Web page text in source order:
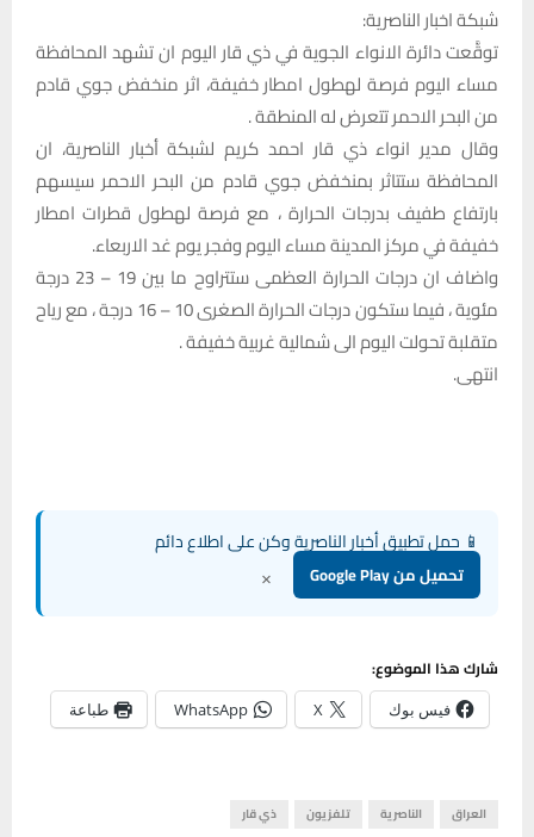
شبكة اخبار الناصرية:
توقَّعت دائرة الانواء الجوية في ذي قار اليوم ان تشهد المحافظة
مساء اليوم فرصة لهطول امطار خفيفة، اثر منخفض جوي قادم
من البحر الاحمر تتعرض له المنطقة .
وقال مدير انواء ذي قار احمد كريم لشبكة أخبار الناصرية، ان
المحافظة ستتاثر بمنخفض جوي قادم من البحر الاحمر سيسهم
بارتفاع طفيف بدرجات الحرارة ، مع فرصة لهطول قطرات امطار
خفيفة في مركز المدينة مساء اليوم وفجر يوم غد الاربعاء.
واضاف ان درجات الحرارة العظمى ستتراوح ما بين 19 – 23 درجة
مئوية ، فيما ستكون درجات الحرارة الصغرى 10 – 16 درجة ، مع رياح
متقلبة تحولت اليوم الى شمالية غربية خفيفة .
انتهى.
📱 حمل تطبيق أخبار الناصرية وكن على اطلاع دائم
تحميل من Google Play ×
شارك هذا الموضوع:
فيس بوك X
WhatsApp طباعة
العراق الناصرية تلفزيون ذي قار